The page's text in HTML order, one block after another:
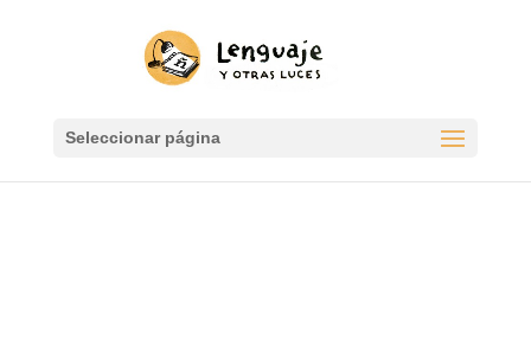
Seleccionar página